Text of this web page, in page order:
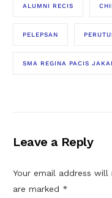
ALUMNI RECIS
PELEPSAN
SMA REGINA PACIS
Leave a Reply
Your email address
are marked *